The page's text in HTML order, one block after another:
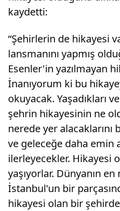
kaydetti:
“Şehirlerin de hikayesi
lansmanını yapmış
Esenler'in yazılmayan
İnanıyorum ki bu
okuyacak. Yaşadıkları
şehrin hikayesinin ne
nerede yer alacaklarını
ve geleceğe daha emin
ilerleyecekler. Hikayesi
yaşıyorlar. Dünyanın
İstanbul'un bir
hikayesi olan bir